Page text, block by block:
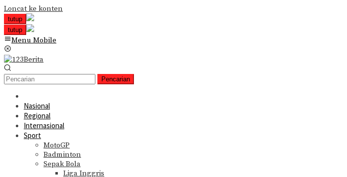
Loncat ke konten
tutup
tutup
Menu Mobile
Pencarian
Nasional
Regional
Internasional
Sport
MotoGP
Badminton
Sepak Bola
Liga Inggris